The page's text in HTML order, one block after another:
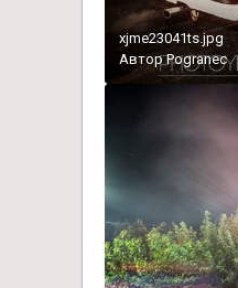
xjme23041ts.jpg
АвторPogranec